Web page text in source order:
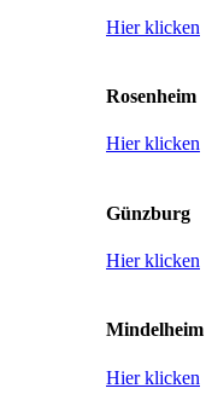
Hier klicken
Rosenheim
Hier klicken
Günzburg
Hier klicken
Mindelheim
Hier klicken